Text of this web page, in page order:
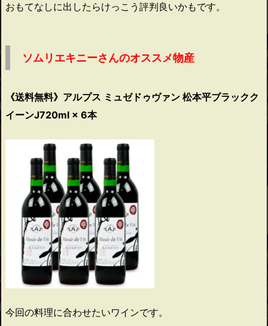
おもてなしに出したらけっこう評判良いかもです。
ソムリエキニーさんのオススメ物産
《送料無料》アルプス ミュゼドゥヴァン 松本平ブラックク
イーンJ720ml × 6本
今回の料理に合わせたいワインです。